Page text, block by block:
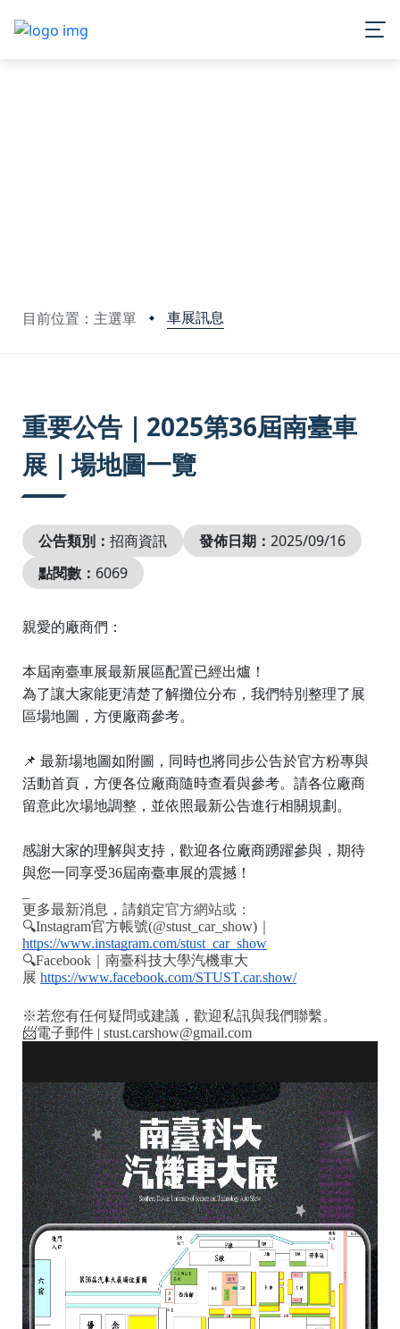
目前位置：主選單 車展訊息
重要公告｜2025第36屆南臺車
展｜場地圖一覽
公告類別： 招商資訊 發佈日期： 2025/09/16
點閱數： 6069
親愛的廠商們：
本屆南臺車展最新展區配置已經出爐！
為了讓大家能更清楚了解攤位分布，我們特別整理了展
區場地圖，方便廠商參考。
📌 最新場地圖如附圖，同時也將同步公告於官方粉專與
活動首頁，方便各位廠商隨時查看與參考。請各位廠商
留意此次場地調整，並依照最新公告進行相關規劃。
感謝大家的理解與支持，歡迎各位廠商踴躍參與，期待
與您一同享受36屆南臺車展的震撼！
更多最新消息，請鎖定官方網站或：
🔍Instagram官方帳號(@stust_car_show)
https://www.instagram.com/stust_car_show
🔍Facebook
南臺科技大學汽機車大
展 https://www.facebook.com/STUST.car.show/
※若您有任何疑問或建議，歡迎私訊與我們聯繫。
📨電子郵件 | stust.carshow@gmail.com